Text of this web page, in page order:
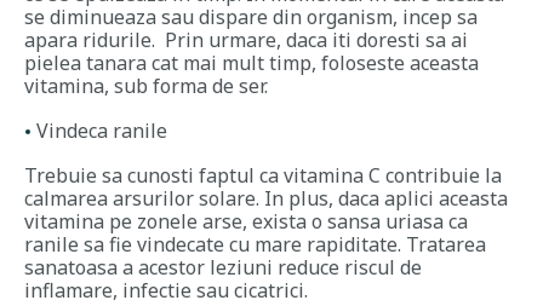
se diminueaza sau dispare din organism, incep sa
apara ridurile. Prin urmare, daca iti doresti sa ai
pielea tanara cat mai mult timp, foloseste aceasta
vitamina, sub forma de ser.
Vindeca ranile
Trebuie sa cunosti faptul ca vitamina C contribuie la
calmarea arsurilor solare. In plus, daca aplici aceasta
vitamina pe zonele arse, exista o sansa uriasa ca
ranile sa fie vindecate cu mare rapiditate. Tratarea
sanatoasa a acestor leziuni reduce riscul de
inflamare, infectie sau cicatrici.